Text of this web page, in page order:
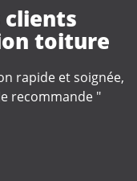
clients
Super
et très bon rapport
"